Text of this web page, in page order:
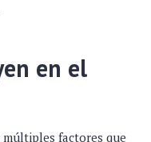
en el
factores que